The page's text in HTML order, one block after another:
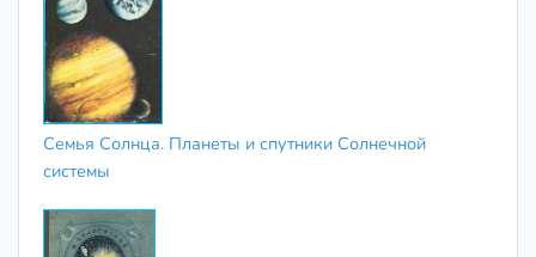
Семья Солнца. Планеты и спутники Солнечной
системы